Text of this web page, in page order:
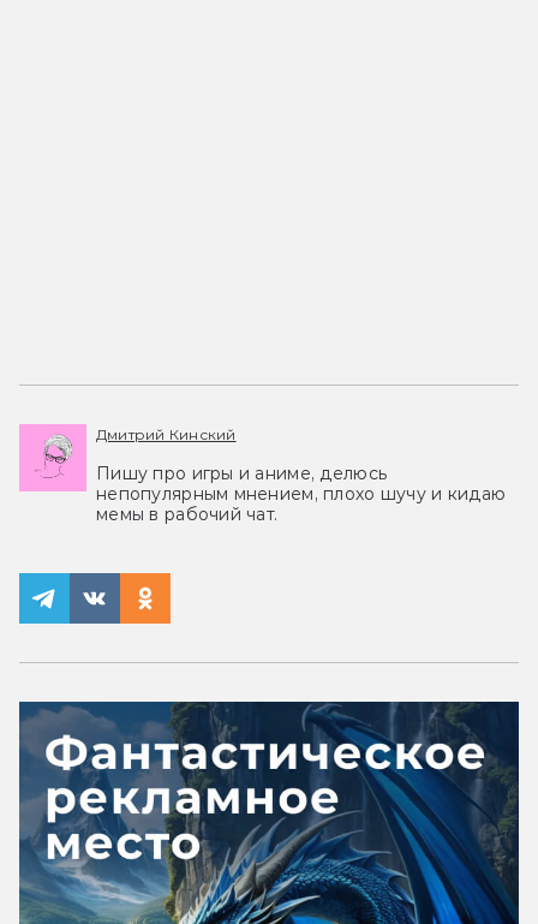
Дмитрий Кинский
Пишу про игры и аниме, делюсь
непопулярным мнением, плохо шучу и кидаю
мемы в рабочий чат.